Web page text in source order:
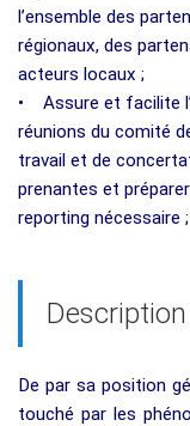
l’ensemble des
régionaux, des
acteurs locaux ;
• Assure et facilite
réunions du comité
travail et de
prenantes et
reporting nécessaire ;
De par sa position
touché par les